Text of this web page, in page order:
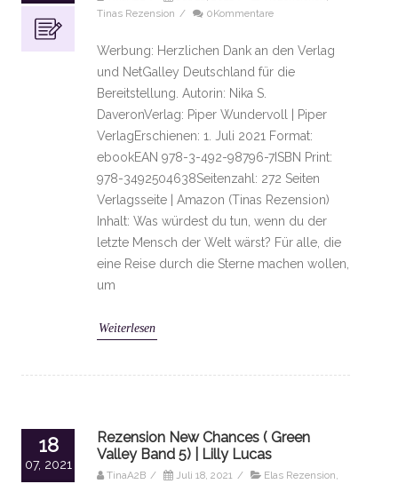
Tinas Rezension / 0Kommentare
Werbung: Herzlichen Dank an den Verlag
und NetGalley Deutschland für die
Bereitstellung. Autorin: Nika S.
DaveronVerlag: Piper Wundervoll | Piper
VerlagErschienen: 1. Juli 2021 Format:
ebookEAN 978-3-492-98796-7ISBN Print:
978-3492504638Seitenzahl: 272 Seiten
Verlagsseite | Amazon (Tinas Rezension)
Inhalt: Was würdest du tun, wenn du der
letzte Mensch der Welt wärst? Für alle, die
eine Reise durch die Sterne machen wollen,
um
Weiterlesen
18
07, 2021
Rezension New Chances ( Green
Valley Band 5) | Lilly Lucas
TinaA2B / Juli 18, 2021 / Elas Rezension,